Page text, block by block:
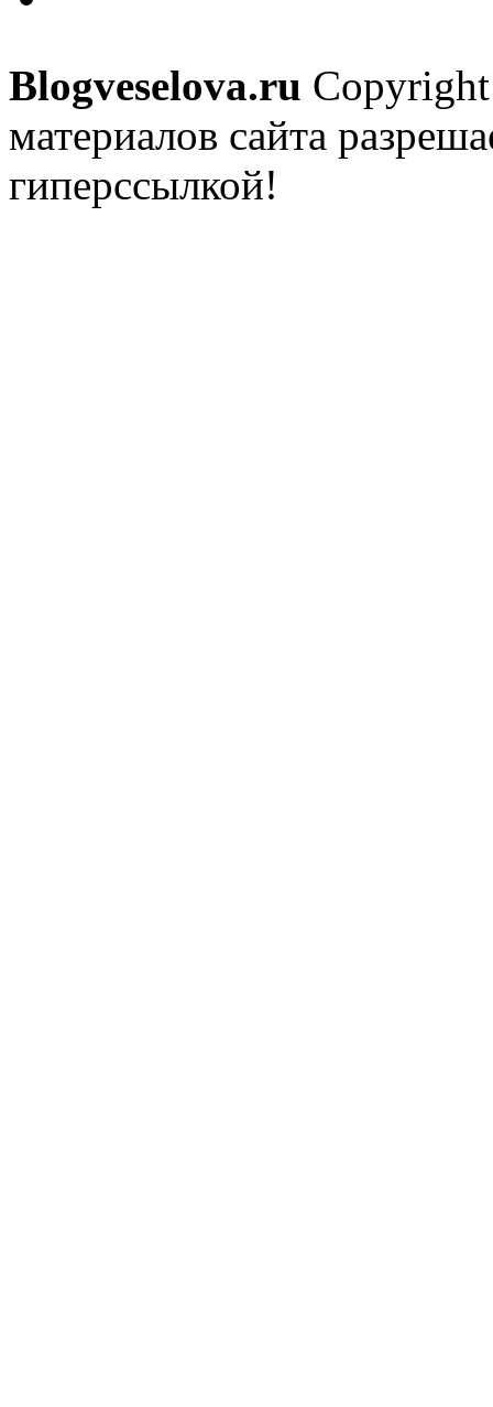
Blogveselova.ru
материалов сайта
гиперссылкой!